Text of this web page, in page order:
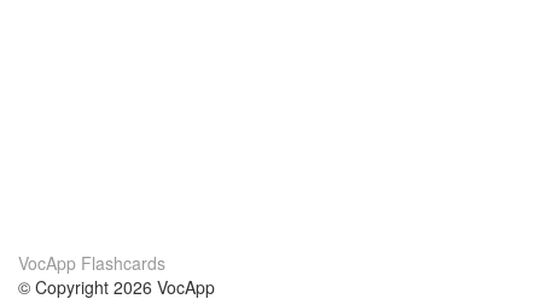
VocApp Flashcards
© Copyright 2026 VocApp